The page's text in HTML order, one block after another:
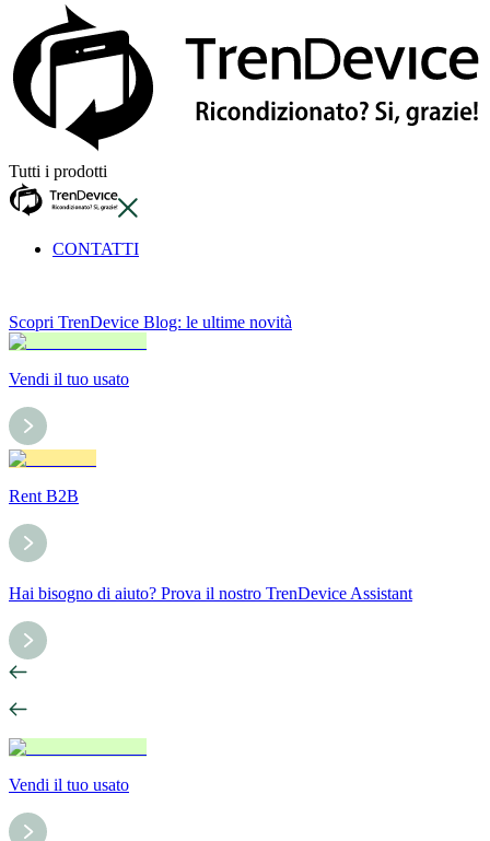
Tutti i prodotti
CONTATTI
Scopri TrenDevice Blog: le ultime novità
Vendi il tuo usato
Rent B2B
Hai bisogno di aiuto? Prova il nostro TrenDevice Assistant
Vendi il tuo usato